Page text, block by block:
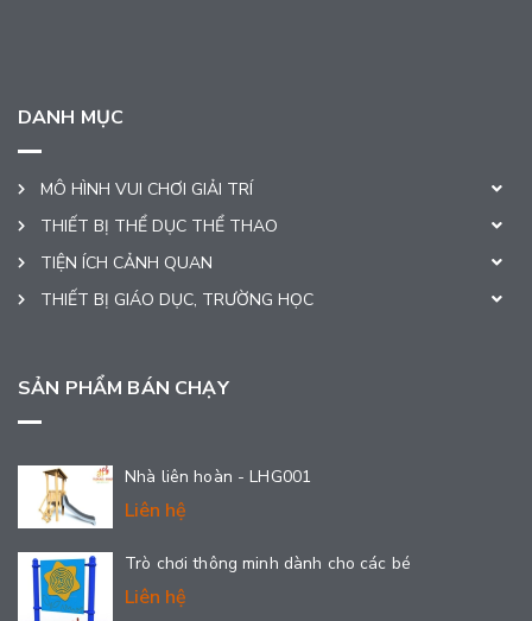
DANH MỤC
MÔ HÌNH VUI CHƠI GIẢI TRÍ
THIẾT BỊ THỂ DỤC THỂ THAO
TIỆN ÍCH CẢNH QUAN
THIẾT BỊ GIÁO DỤC, TRƯỜNG HỌC
SẢN PHẨM BÁN CHẠY
Nhà liên hoàn - LHG001
Liên hệ
Trò chơi thông minh dành cho các bé
Liên hệ